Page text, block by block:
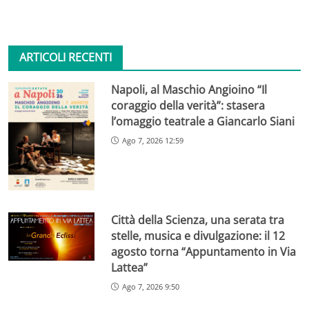
ARTICOLI RECENTI
Napoli, al Maschio Angioino “Il
coraggio della verità”: stasera
l’omaggio teatrale a Giancarlo Siani
Ago 7, 2026 12:59
Città della Scienza, una serata tra
stelle, musica e divulgazione: il 12
agosto torna “Appuntamento in Via
Lattea”
Ago 7, 2026 9:50